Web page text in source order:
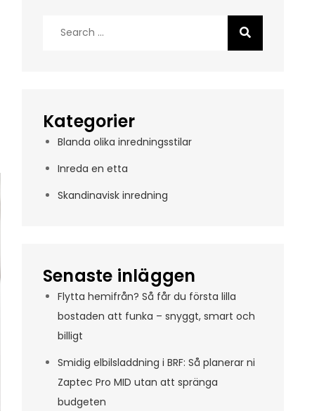
Kategorier
Blanda olika inredningsstilar
Inreda en etta
Skandinavisk inredning
Senaste inläggen
Flytta hemifrån? Så får du första lilla
bostaden att funka – snyggt, smart och
billigt
Smidig elbilsladdning i BRF: Så planerar ni
Zaptec Pro MID utan att spränga
budgeten